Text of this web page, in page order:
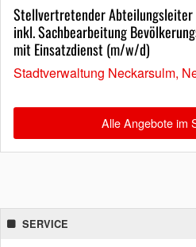
Stellvertretender Abteilungsleiter
inkl. Sachbearbeitung
mit Einsatzdienst (m/w/d)
Stadtverwaltung Neckarsulm,
Alle Angebote im
SERVICE